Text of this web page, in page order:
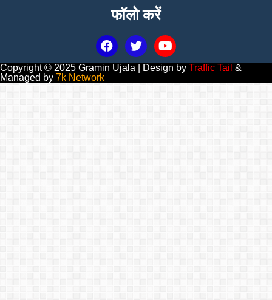
फॉलो करें
Copyright © 2025 Gramin Ujala | Design by Traffic Tail &
Managed by 7k Network